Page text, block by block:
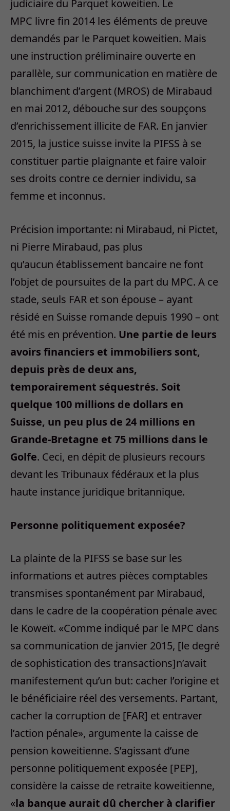
judiciaire du Parquet koweitien. Le
MPC livre fin 2014 les éléments de preuve
demandés par le Parquet koweitien. Mais
une instruction préliminaire ouverte en
parallèle, sur communication en matière de
blanchiment d’argent (MROS) de Mirabaud
en mai 2012, débouche sur des soupçons
d’enrichissement illicite de FAR. En janvier
2015, la justice suisse invite la PIFSS à se
constituer partie plaignante et faire valoir
ses droits contre ce dernier individu, sa
femme et inconnus.
Précision importante: ni Mirabaud, ni Pictet,
ni Pierre Mirabaud, pas plus
qu’aucun établissement bancaire ne font
l’objet de poursuites de la part du MPC. A ce
stade, seuls FAR et son épouse – ayant
résidé en Suisse romande depuis 1990 – ont
été mis en prévention. Une partie de leurs
avoirs financiers et immobiliers sont,
depuis près de deux ans,
temporairement séquestrés. Soit
quelque 100 millions de dollars en
Suisse, un peu plus de 24 millions en
Grande-Bretagne et 75 millions dans le
Golfe. Ceci, en dépit de plusieurs recours
devant les Tribunaux fédéraux et la plus
haute instance juridique britannique.
Personne politiquement exposée?
La plainte de la PIFSS se base sur les
informations et autres pièces comptables
transmises spontanément par Mirabaud,
dans le cadre de la coopération pénale avec
le Koweït. «Comme indiqué par le MPC dans
sa communication de janvier 2015, [le degré
de sophistication des transactions]n’avait
manifestement qu’un but: cacher l’origine et
le bénéficiaire réel des versements. Partant,
cacher la corruption de [FAR] et entraver
l’action pénale», argumente la caisse de
pension koweitienne. S’agissant d’une
personne politiquement exposée [PEP],
considère la caisse de retraite koweitienne,
«la banque aurait dû chercher à clarifier